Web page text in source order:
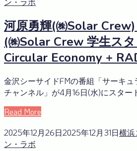
河原勇輝(㈱Solar
(㈱Solar Crew 学生スタ
Circular Economy +
金沢シーサイドFMの番組「サーキュ
チャンネル」が4月16日(水)にスター
Read More
2025年12月26日2025年12月31日横浜
ン・ラボ